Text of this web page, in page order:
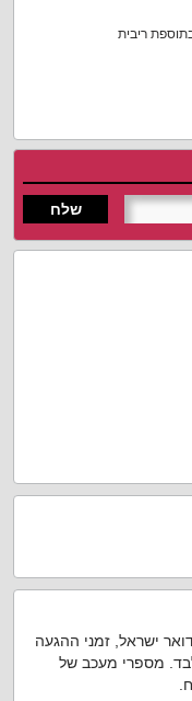
שלח
ישראל, זמני ההגעה
מספרי מעכב של